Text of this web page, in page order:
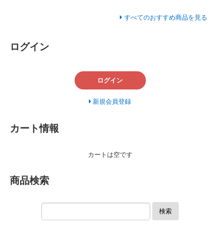
すべてのおすすめ商品を見る
ログイン
ログイン
新規会員登録
カート情報
カートは空です
商品検索
検索